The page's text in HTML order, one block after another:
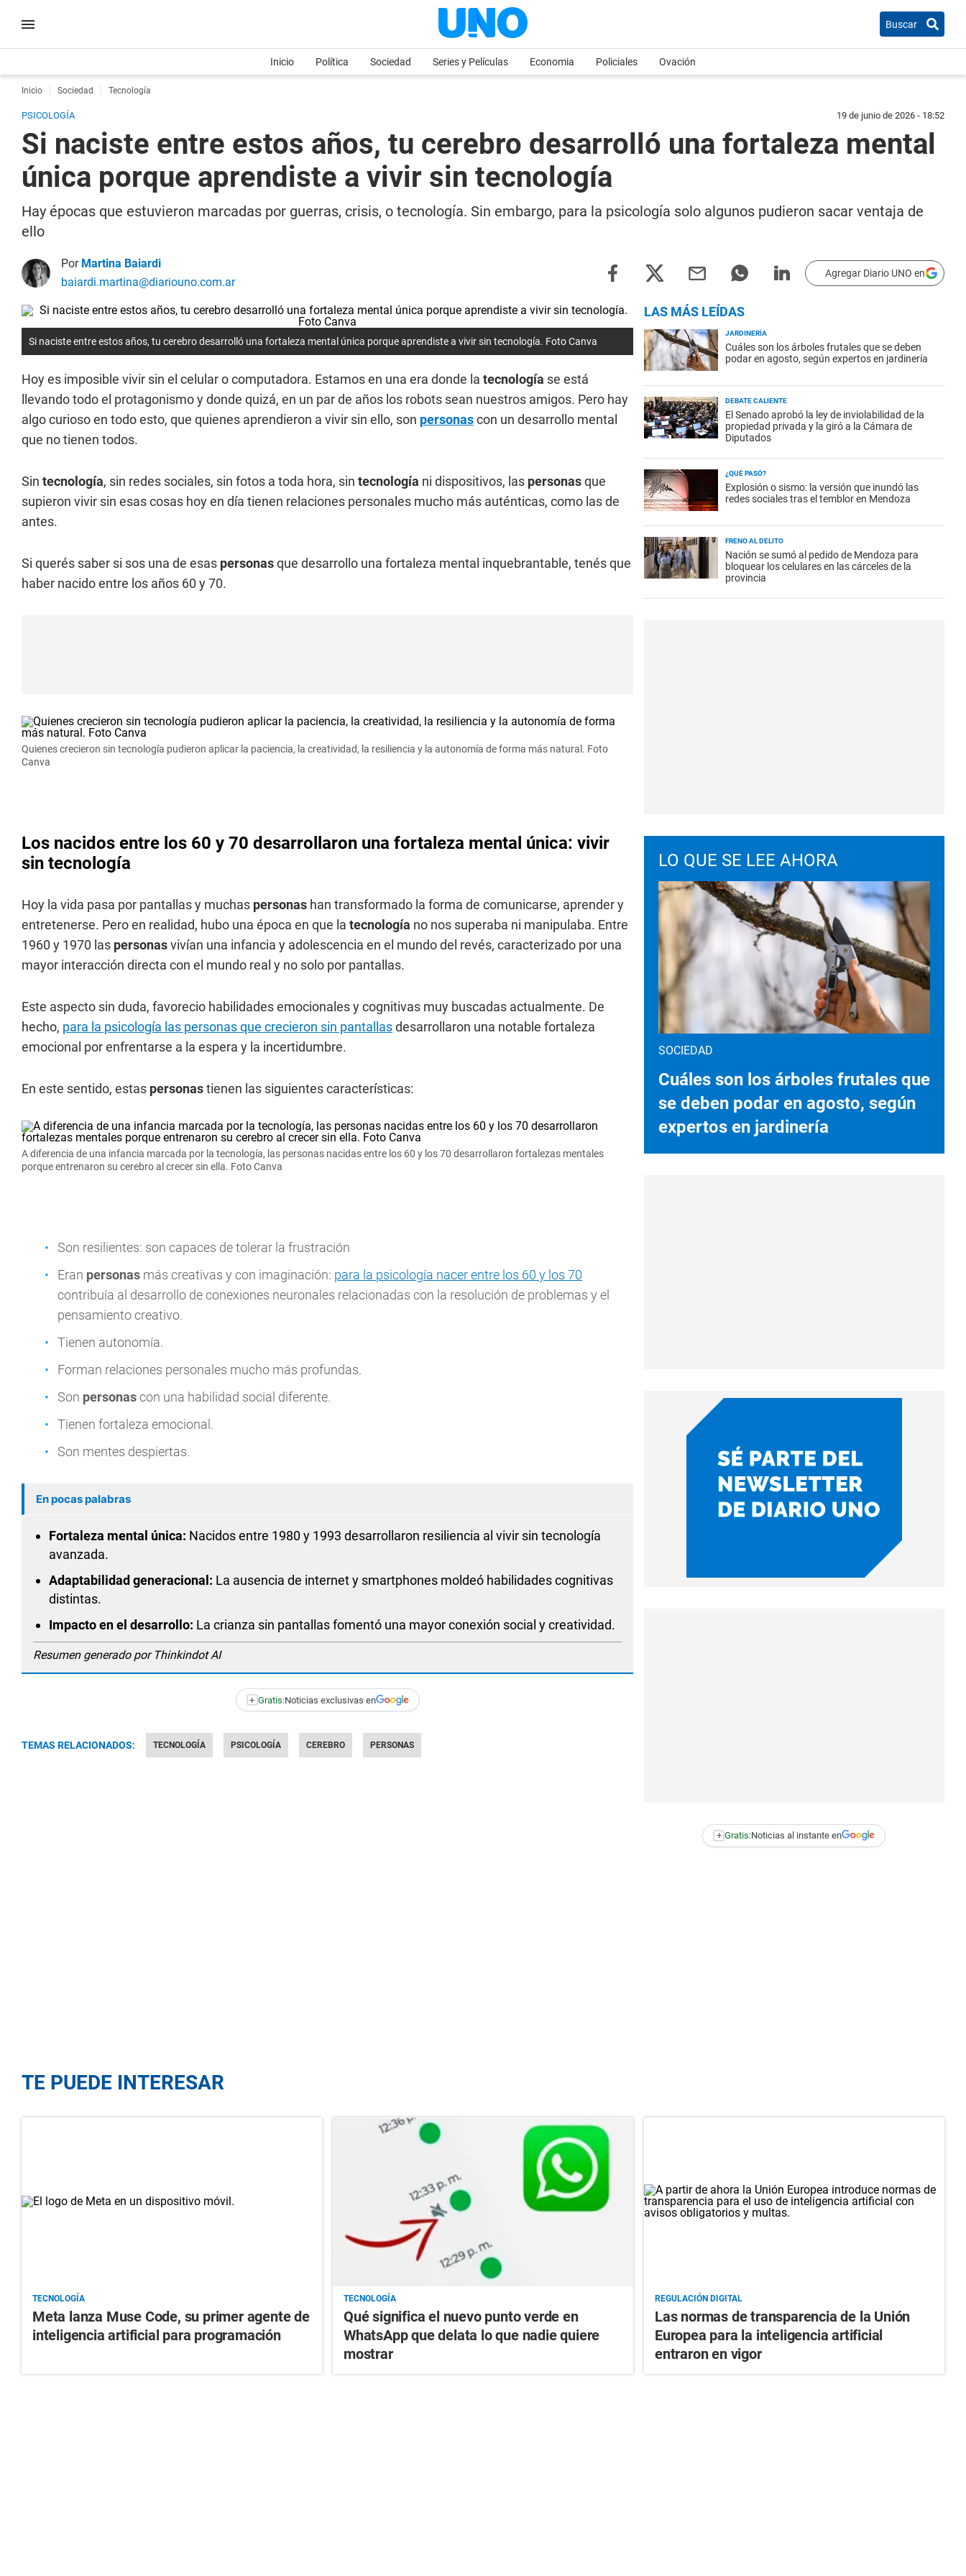
Buscar
Inicio Política Sociedad Series y Películas Economia Policiales Ovación
Inicio Sociedad Tecnología
PSICOLOGÍA 19 de junio de 2026 - 18:52
Si naciste entre estos años, tu cerebro desarrolló una fortaleza mental
única porque aprendiste a vivir sin tecnología
Hay épocas que estuvieron marcadas por guerras, crisis, o tecnología. Sin embargo, para la psicología solo algunos pudieron sacar ventaja de
ello
Por Martina Baiardi
baiardi.martina@diariouno.com.ar
Agregar Diario UNO en
Si naciste entre estos años, tu cerebro desarrolló una fortaleza mental única porque aprendiste a vivir sin tecnología. Foto Canva
Hoy es imposible vivir sin el celular o computadora. Estamos en una era donde la tecnología se está
llevando todo el protagonismo y donde quizá, en un par de años los robots sean nuestros amigos. Pero hay
algo curioso en todo esto, que quienes aprendieron a vivir sin ello, son personascon un desarrollo mental
que no tienen todos.
Sin tecnología, sin redes sociales, sin fotos a toda hora, sin tecnología ni dispositivos, las personasque
supieron vivir sin esas cosas hoy en día tienen relaciones personales mucho más auténticas, como las de
antes.
Si querés saber si sos una de esas personasque desarrollo una fortaleza mental inquebrantable, tenés que
haber nacido entre los años 60 y 70.
Quienes crecieron sin tecnología pudieron aplicar la paciencia, la creatividad, la resiliencia y la autonomía de forma más natural. Foto
Canva
Los nacidos entre los 60 y 70 desarrollaron una fortaleza mental única: vivir
sin tecnología
Hoy la vida pasa por pantallas y muchas personas han transformado la forma de comunicarse, aprender y
entretenerse. Pero en realidad, hubo una época en que la tecnología no nos superaba ni manipulaba. Entre
1960 y 1970 las personasvivían una infancia y adolescencia en el mundo del revés, caracterizado por una
mayor interacción directa con el mundo real y no solo por pantallas.
Este aspecto sin duda, favorecio habilidades emocionales y cognitivas muy buscadas actualmente. De
hecho, para la psicología las personas que crecieron sin pantallasdesarrollaron una notable fortaleza
emocional por enfrentarse a la espera y la incertidumbre.
En este sentido, estas personastienen las siguientes características:
A diferencia de una infancia marcada por la tecnología, las personas nacidas entre los 60 y los 70 desarrollaron fortalezas mentales
porque entrenaron su cerebro al crecer sin ella. Foto Canva
Son resilientes: son capaces de tolerar la frustración
Eran personas más creativas y con imaginación: para la psicología nacer entre los 60 y los 70
contribuía al desarrollo de conexiones neuronales relacionadas con la resolución de problemas y el
pensamiento creativo.
Tienen autonomía.
Forman relaciones personales mucho más profundas.
Son personascon una habilidad social diferente.
Tienen fortaleza emocional.
Son mentes despiertas.
En pocas palabras
Fortaleza mental única: Nacidos entre 1980 y 1993 desarrollaron resiliencia al vivir sin tecnología
avanzada.
Adaptabilidad generacional: La ausencia de internet y smartphones moldeó habilidades cognitivas
distintas.
Impacto en el desarrollo: La crianza sin pantallas fomentó una mayor conexión social y creatividad.
Resumen generado por Thinkindot AI
+ Gratis:Noticias exclusivas en
TEMAS RELACIONADOS: TECNOLOGÍA PSICOLOGÍA CEREBRO PERSONAS
LAS MÁS LEÍDAS
JARDINERÍA
Cuáles son los árboles frutales que se deben
podar en agosto, según expertos en jardinería
DEBATE CALIENTE
El Senado aprobó la ley de inviolabilidad de la
propiedad privada y la giró a la Cámara de
Diputados
¿QUÉ PASÓ?
Explosión o sismo: la versión que inundó las
redes sociales tras el temblor en Mendoza
FRENO AL DELITO
Nación se sumó al pedido de Mendoza para
bloquear los celulares en las cárceles de la
provincia
LO QUE SE LEE AHORA
SOCIEDAD
Cuáles son los árboles frutales que
se deben podar en agosto, según
expertos en jardinería
+ Gratis:Noticias al instante en
TE PUEDE INTERESAR
TECNOLOGÍA
Meta lanza Muse Code, su primer agente de
inteligencia artificial para programación
TECNOLOGÍA
Qué significa el nuevo punto verde en
WhatsApp que delata lo que nadie quiere
mostrar
REGULACIÓN DIGITAL
Las normas de transparencia de la Unión
Europea para la inteligencia artificial
entraron en vigor